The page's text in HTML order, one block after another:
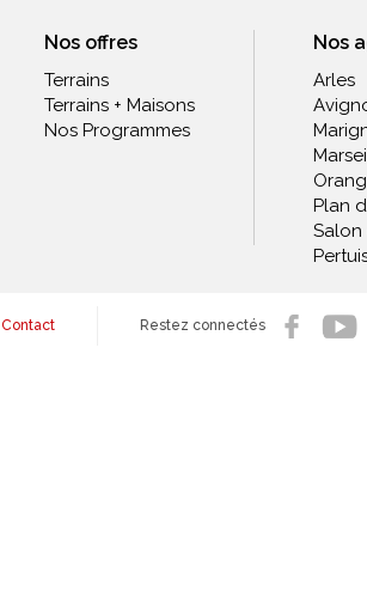
Nos offres
Terrains
Terrains + Maisons
Nos Programmes
Nos
Arles
Plan
Salon
Contact Restez connectés